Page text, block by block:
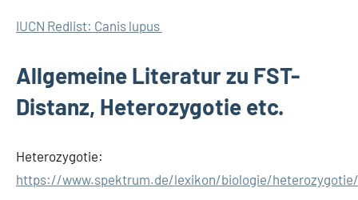
IUCN Redlist: Canis lupus
Allgemeine Literatur zu FST-
Distanz, Heterozygotie etc.
Heterozygotie:
https://www.spektrum.de/lexikon/biologie/heterozygotie/